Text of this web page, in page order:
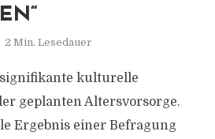
2 Min. Lesedauer
kulturelle
geplanten Altersvorsorge.
Ergebnis einer Befragung